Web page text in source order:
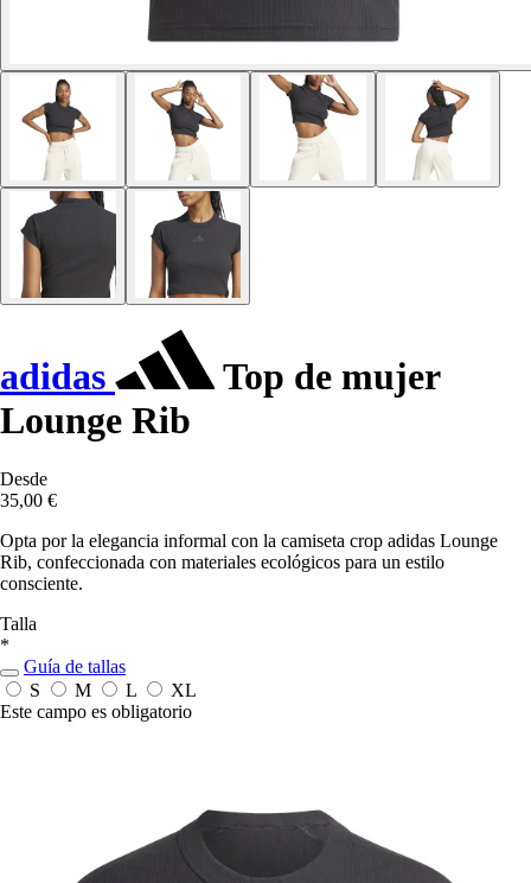
adidas
Top de mujer
Lounge Rib
Desde
35,00 €
Opta por la elegancia informal con la camiseta crop adidas Lounge
Rib, confeccionada con materiales ecológicos para un estilo
consciente.
Talla
*
Guía de tallas
S
M L
XL
Este campo es obligatorio